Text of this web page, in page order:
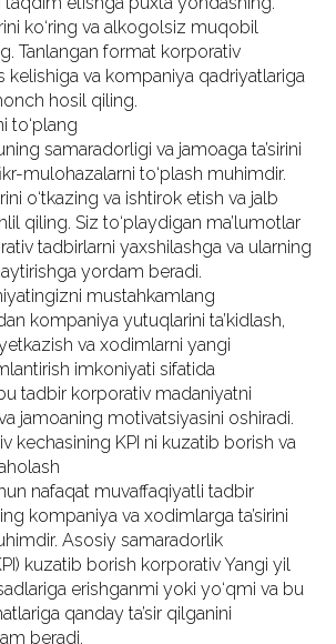
ko‘ring va alkogolsiz muqobil
Tanlangan format korporativ
kelishiga va kompaniya qadriyatlariga
hosil qiling.
to‘plang
samaradorligi va jamoaga ta’sirini
mulohazalarni to‘plash muhimdir.
o‘tkazing va ishtirok etish va jalb
qiling. Siz to‘playdigan ma’lumotlar
tadbirlarni yaxshilashga va ularning
yordam beradi.
mustahkamlang
kompaniya yutuqlarini ta’kidlash,
va xodimlarni yangi
imkoniyati sifatida
tadbir korporativ madaniyatni
jamoaning motivatsiyasini oshiradi.
kechasining KPI ni kuzatib borish va
nafaqat muvaffaqiyatli tadbir
kompaniya va xodimlarga ta’sirini
Asosiy samaradorlik
kuzatib borish korporativ Yangi yil
erishganmi yoki yo‘qmi va bu
qanday ta’sir qilganini
beradi.